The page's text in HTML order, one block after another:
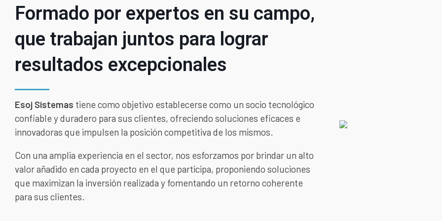
Formado por expertos en su campo,
que trabajan juntos para lograr
resultados excepcionales
Esoj Sistemas tiene como objetivo establecerse como un socio tecnológico
confiable y duradero para sus clientes, ofreciendo soluciones eficaces e
innovadoras que impulsen la posición competitiva de los mismos.
Con una amplia experiencia en el sector, nos esforzamos por brindar un alto
valor añadido en cada proyecto en el que participa, proponiendo soluciones
que maximizan la inversión realizada y fomentando un retorno coherente
para sus clientes.